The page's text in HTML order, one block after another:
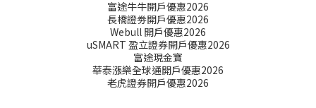
富途牛牛開戶優惠2026
長橋證劵開戶優惠2026
Webull 開戶優惠2026
uSMART 盈立證券開戶優惠2026
富途現金寶
華泰漲樂全球通開戶優惠2026
老虎證券開戶優惠2026